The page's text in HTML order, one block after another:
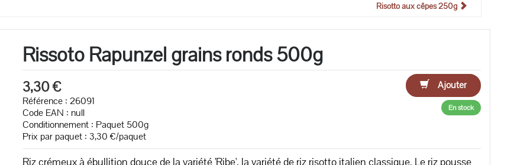
Risotto aux cêpes 250g
Rissoto Rapunzel grains ronds 500g
3,30 €
Ajouter
Référence : 26091
Code EAN : null
Conditionnement : Paquet 500g
Prix par paquet : 3,30 €/paquet
En stock
Riz crémeux à ébullition douce de la variété 'Ribe', la variété de riz risotto italien classique. Le riz pousse